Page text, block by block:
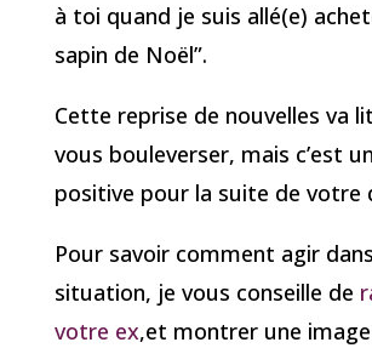
à toi quand je suis allé(e)
sapin de Noël”.
Cette reprise de nouvelles va
vous bouleverser, mais c’est
positive pour la suite de votre
Pour savoir comment agir
situation, je vous conseille de
votre ex,et montrer une